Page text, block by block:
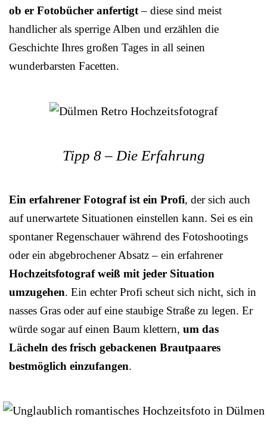
ob er Fotobücher anfertigt– diese sind meist
handlicher als sperrige Alben und erzählen die
Geschichte Ihres großen Tages in all seinen
wunderbarsten Facetten.
Tipp 8 – Die Erfahrung
Ein erfahrener Fotograf ist ein Profi, der sich auch
auf unerwartete Situationen einstellen kann. Sei es ein
spontaner Regenschauer während des Fotoshootings
oder ein abgebrochener Absatz – ein erfahrener
Hochzeitsfotograf weiß mit jeder Situation
umzugehen. Ein echter Profi scheut sich nicht, sich in
nasses Gras oder auf eine staubige Straße zu legen. Er
würde sogar auf einen Baum klettern, um das
Lächeln des frisch gebackenen Brautpaares
bestmöglich einzufangen.